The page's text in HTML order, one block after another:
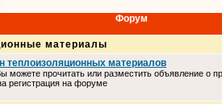
Форум
материалы
теплоизоляционных материалов
можете прочитать или разместить объявление о
регистрация на форуме